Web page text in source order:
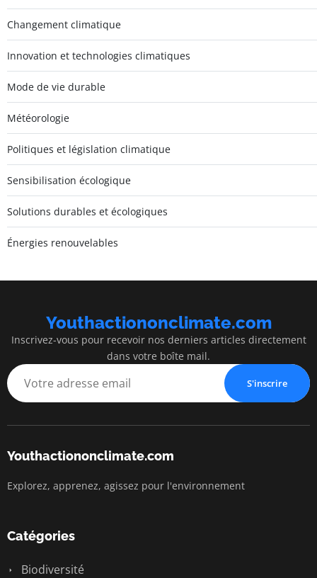
Changement climatique
Innovation et technologies climatiques
Mode de vie durable
Météorologie
Politiques et législation climatique
Sensibilisation écologique
Solutions durables et écologiques
Énergies renouvelables
Youthactiononclimate.com
Inscrivez-vous pour recevoir nos derniers articles directement
dans votre boîte mail.
S'inscrire
Youthactiononclimate.com
Explorez, apprenez, agissez pour l'environnement
Catégories
Biodiversité